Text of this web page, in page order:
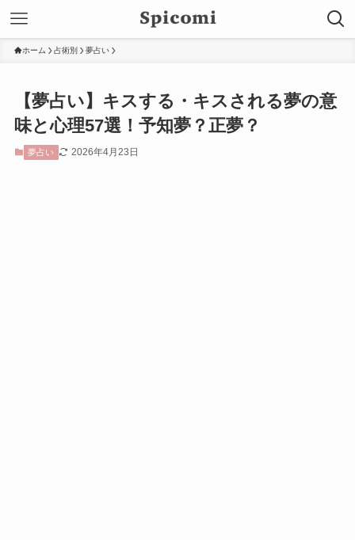
ホーム 占術別 夢占い
【夢占い】キスする・キスされる夢の意
味と心理57選！予知夢？正夢？
夢占い 2026年4月23日